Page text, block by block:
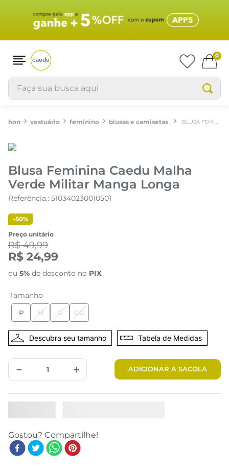
0
Faça sua busca aqui
vestuário feminino blusas e camisetas
Blusa Feminina Caedu Malha
Verde Militar Manga Longa
Referência.: 510340230010501
-50%
Preço unitário
R$ 49,99
R$ 24,99
ou 5% de desconto no PIX
Tamanho
P M G GG
Tabela de Medidas
＋
－ ADICIONAR A SACOLA